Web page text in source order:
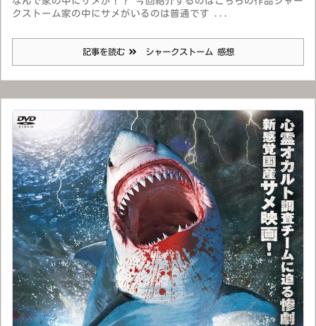
クストーム家の中にサメがいるのは普通です ...
記事を読む シャークストーム 感想